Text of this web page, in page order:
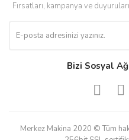
Fırsatları, kampanya ve
Bizi Sosyal
Merkez Makina 2020 © Tüm